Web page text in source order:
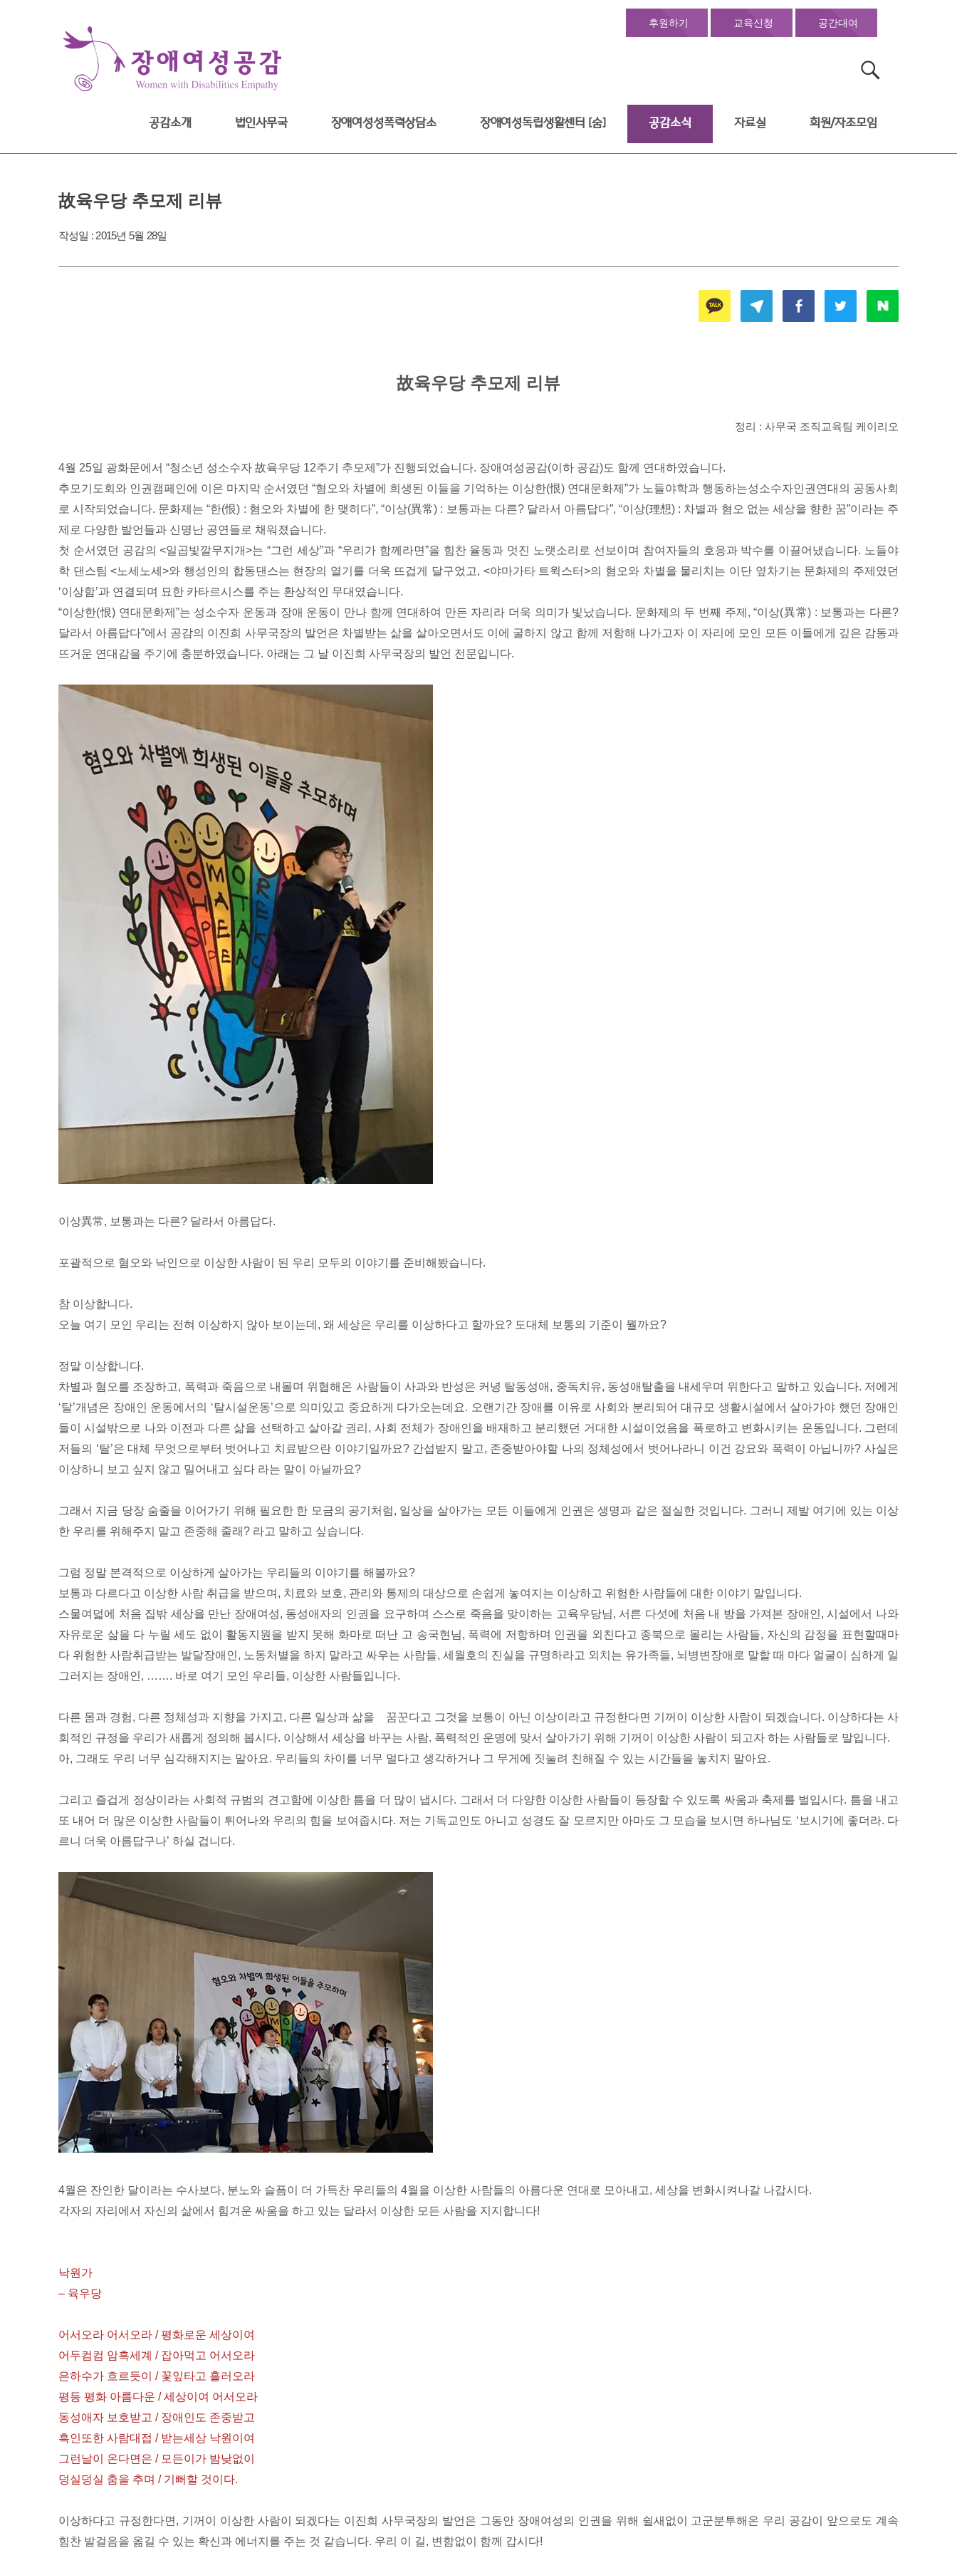
후원하기 교육신청 공간대여
공감소개 법인사무국 장애여성성폭력상담소 장애여성독립생활센터 [숨] 공감소식 자료실 회원/자조모임
故육우당 추모제 리뷰
작성일 : 2015년 5월 28일
故육우당 추모제 리뷰
정리 : 사무국 조직교육팀 케이리오
4월 25일 광화문에서 “청소년 성소수자 故육우당 12주기 추모제”가 진행되었습니다. 장애여성공감(이하 공감)도 함께 연대하였습니다.
추모기도회와 인권캠페인에 이은 마지막 순서였던 “혐오와 차별에 희생된 이들을 기억하는 이상한(恨) 연대문화제”가 노들야학과 행동하는성소수자인권연대의 공동사회
로 시작되었습니다. 문화제는 “한(恨) : 혐오와 차별에 한 맺히다”, “이상(異常) : 보통과는 다른? 달라서 아름답다”, “이상(理想) : 차별과 혐오 없는 세상을 향한 꿈”이라는 주
제로 다양한 발언들과 신명난 공연들로 채워졌습니다.
첫 순서였던 공감의 <일곱빛깔무지개>는 “그런 세상”과 “우리가 함께라면”을 힘찬 율동과 멋진 노랫소리로 선보이며 참여자들의 호응과 박수를 이끌어냈습니다. 노들야
학 댄스팀 <노세노세>와 행성인의 합동댄스는 현장의 열기를 더욱 뜨겁게 달구었고, <야마가타 트윅스터>의 혐오와 차별을 물리치는 이단 옆차기는 문화제의 주제였던
‘이상함’과 연결되며 묘한 카타르시스를 주는 환상적인 무대였습니다.
“이상한(恨) 연대문화제”는 성소수자 운동과 장애 운동이 만나 함께 연대하여 만든 자리라 더욱 의미가 빛났습니다. 문화제의 두 번째 주제, “이상(異常) : 보통과는 다른?
달라서 아름답다”에서 공감의 이진희 사무국장의 발언은 차별받는 삶을 살아오면서도 이에 굴하지 않고 함께 저항해 나가고자 이 자리에 모인 모든 이들에게 깊은 감동과
뜨거운 연대감을 주기에 충분하였습니다. 아래는 그 날 이진희 사무국장의 발언 전문입니다.
이상異常, 보통과는 다른? 달라서 아름답다.
포괄적으로 혐오와 낙인으로 이상한 사람이 된 우리 모두의 이야기를 준비해봤습니다.
참 이상합니다.
오늘 여기 모인 우리는 전혀 이상하지 않아 보이는데, 왜 세상은 우리를 이상하다고 할까요? 도대체 보통의 기준이 뭘까요?
정말 이상합니다.
차별과 혐오를 조장하고, 폭력과 죽음으로 내몰며 위협해온 사람들이 사과와 반성은 커녕 탈동성애, 중독치유, 동성애탈출을 내세우며 위한다고 말하고 있습니다. 저에게
‘탈’개념은 장애인 운동에서의 ‘탈시설운동’으로 의미있고 중요하게 다가오는데요. 오랜기간 장애를 이유로 사회와 분리되어 대규모 생활시설에서 살아가야 했던 장애인
들이 시설밖으로 나와 이전과 다른 삶을 선택하고 살아갈 권리, 사회 전체가 장애인을 배재하고 분리했던 거대한 시설이었음을 폭로하고 변화시키는 운동입니다. 그런데
저들의 ‘탈’은 대체 무엇으로부터 벗어나고 치료받으란 이야기일까요? 간섭받지 말고, 존중받아야할 나의 정체성에서 벗어나라니 이건 강요와 폭력이 아닙니까? 사실은
이상하니 보고 싶지 않고 밀어내고 싶다 라는 말이 아닐까요?
그래서 지금 당장 숨줄을 이어가기 위해 필요한 한 모금의 공기처럼, 일상을 살아가는 모든 이들에게 인권은 생명과 같은 절실한 것입니다. 그러니 제발 여기에 있는 이상
한 우리를 위해주지 말고 존중해 줄래? 라고 말하고 싶습니다.
그럼 정말 본격적으로 이상하게 살아가는 우리들의 이야기를 해볼까요?
보통과 다르다고 이상한 사람 취급을 받으며, 치료와 보호, 관리와 통제의 대상으로 손쉽게 놓여지는 이상하고 위험한 사람들에 대한 이야기 말입니다.
스물여덟에 처음 집밖 세상을 만난 장애여성, 동성애자의 인권을 요구하며 스스로 죽음을 맞이하는 고육우당님, 서른 다섯에 처음 내 방을 가져본 장애인, 시설에서 나와
자유로운 삶을 다 누릴 세도 없이 활동지원을 받지 못해 화마로 떠난 고 송국현님, 폭력에 저항하며 인권을 외친다고 종북으로 몰리는 사람들, 자신의 감정을 표현할때마
다 위험한 사람취급받는 발달장애인, 노동처별을 하지 말라고 싸우는 사람들, 세월호의 진실을 규명하라고 외치는 유가족들, 뇌병변장애로 말할 때 마다 얼굴이 심하게 일
그러지는 장애인, ……. 바로 여기 모인 우리들, 이상한 사람들입니다.
다른 몸과 경험, 다른 정체성과 지향을 가지고, 다른 일상과 삶을 꿈꾼다고 그것을 보통이 아닌 이상이라고 규정한다면 기꺼이 이상한 사람이 되겠습니다. 이상하다는 사
회적인 규정을 우리가 새롭게 정의해 봅시다. 이상해서 세상을 바꾸는 사람. 폭력적인 운명에 맞서 살아가기 위해 기꺼이 이상한 사람이 되고자 하는 사람들로 말입니다.
아, 그래도 우리 너무 심각해지지는 말아요. 우리들의 차이를 너무 멀다고 생각하거나 그 무게에 짓눌려 친해질 수 있는 시간들을 놓치지 말아요.
그리고 즐겁게 정상이라는 사회적 규범의 견고함에 이상한 틈을 더 많이 냅시다. 그래서 더 다양한 이상한 사람들이 등장할 수 있도록 싸움과 축제를 벌입시다. 틈을 내고
또 내어 더 많은 이상한 사람들이 튀어나와 우리의 힘을 보여줍시다. 저는 기독교인도 아니고 성경도 잘 모르지만 아마도 그 모습을 보시면 하나님도 ‘보시기에 좋더라. 다
르니 더욱 아름답구나’ 하실 겁니다.
4월은 잔인한 달이라는 수사보다, 분노와 슬픔이 더 가득찬 우리들의 4월을 이상한 사람들의 아름다운 연대로 모아내고, 세상을 변화시켜나갈 나갑시다.
각자의 자리에서 자신의 삶에서 힘겨운 싸움을 하고 있는 달라서 이상한 모든 사람을 지지합니다!
낙원가
– 육우당
어서오라 어서오라 / 평화로운 세상이여
어두컴컴 암흑세계 / 잡아먹고 어서오라
은하수가 흐르듯이 / 꽃잎타고 흘러오라
평등 평화 아름다운 / 세상이여 어서오라
동성애자 보호받고 / 장애인도 존중받고
흑인또한 사람대접 / 받는세상 낙원이여
그런날이 온다면은 / 모든이가 밤낮없이
덩실덩실 춤을 추며 / 기뻐할 것이다.
이상하다고 규정한다면, 기꺼이 이상한 사람이 되겠다는 이진희 사무국장의 발언은 그동안 장애여성의 인권을 위해 쉴새없이 고군분투해온 우리 공감이 앞으로도 계속
힘찬 발걸음을 옮길 수 있는 확신과 에너지를 주는 것 같습니다. 우리 이 길, 변함없이 함께 갑시다!